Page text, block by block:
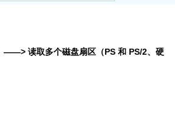
——> 读取多个磁盘扇区（PS 和 PS/2、硬